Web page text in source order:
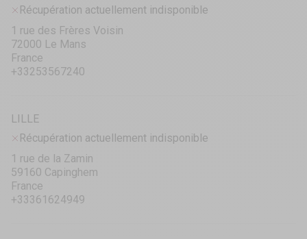
Récupération actuellement indisponible
1 rue des Frères Voisin
72000 Le Mans
France
+33253567240
LILLE
Récupération actuellement indisponible
1 rue de la Zamin
59160 Capinghem
France
+33361624949